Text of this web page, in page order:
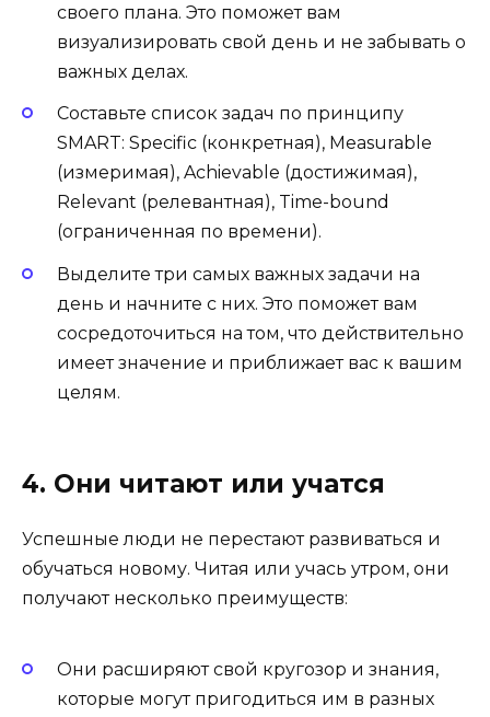
своего плана. Это поможет вам
визуализировать свой день и не забывать о
важных делах.
Составьте список задач по принципу
SMART: Specific (конкретная), Measurable
(измеримая), Achievable (достижимая),
Relevant (релевантная), Time-bound
(ограниченная по времени).
Выделите три самых важных задачи на
день и начните с них. Это поможет вам
сосредоточиться на том, что действительно
имеет значение и приближает вас к вашим
целям.
4. Они читают или учатся
Успешные люди не перестают развиваться и
обучаться новому. Читая или учась утром, они
получают несколько преимуществ:
Они расширяют свой кругозор и знания,
которые могут пригодиться им в разных